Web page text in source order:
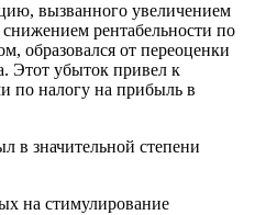
вызванного увеличением
рентабельности по
образовался от переоценки
Этот убыток привел к
по налогу на прибыль в
в значительной степени
на стимулирование